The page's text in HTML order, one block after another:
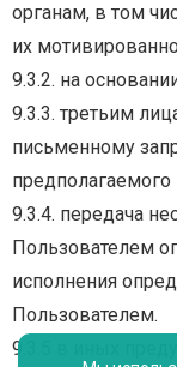
органам, в том
их
9.3.2. на
9.3.3. третьим
письменному
9.3.4. передача
Пользователем
исполнения
Пользователем.
9.3.5 в иных